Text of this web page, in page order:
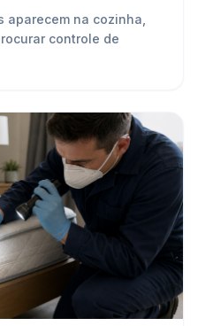
aparecem na cozinha,
controle de